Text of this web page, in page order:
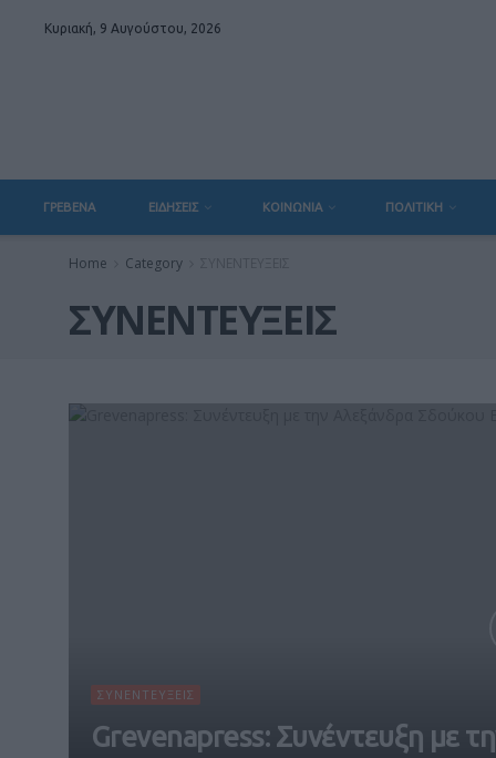
Κυριακή, 9 Αυγούστου, 2026
ΓΡΕΒΕΝΑ ΕΙΔΗΣΕΙΣ ΚΟΙΝΩΝΙΑ ΠΟΛΙΤΙΚΗ
Home Category
ΣΥΝΕΝΤΕΥΞΕΙΣ
ΣΥΝΕΝΤΕΥΞΕΙΣ
Grevenapress: Συνέντευξη με